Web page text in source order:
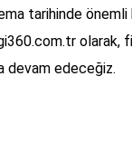
tarihinde
olarak,
devam edeceğiz.